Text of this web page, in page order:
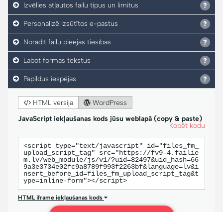
Izvēlies atļautos failu tipus un limitus
Personalizē izsūtītos e-pastus
Norādīt failu pieejas tiesības
Labot formas tekstus
Papildus iespējas
HTML versija
WordPress
JavaScript iekļaušanas kods jūsu weblapā (copy & paste)
Kopēt kodu
<script type="text/javascript" id="files_fm_
upload_script_tag" src="https://fv9-4.failie
m.lv/web_module/js/v1/?uid=82497&uid_hash=66
9a3e3734e02fc9a8789f993f2263bf&language=lv&i
nsert_before_id=files_fm_upload_script_tag&t
ype=inline-form"></script>
HTML iframe iekļaušanas kods